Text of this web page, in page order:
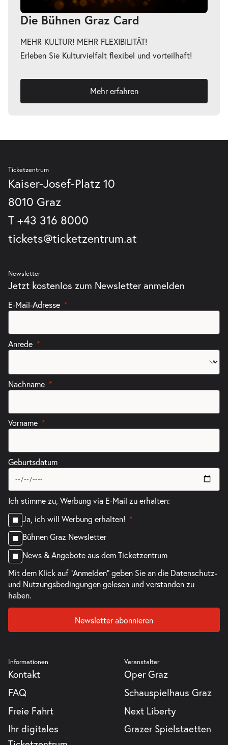
Die Bühnen Graz Card
MEHR KULTUR! MEHR FLEXIBILITÄT!
Erleben Sie Kulturvielfalt flexibel und vorteilhaft!
Mehr erfahren
Ticketzentrum
Kaiser-Josef-Platz 10
8010 Graz
T +43 316 8000
tickets@ticketzentrum.at
Newsletter
Jetzt kostenlos zum Newsletter anmelden
E-Mail-Adresse
Anrede
Nachname
Vorname
Geburtsdatum
Ich stimme zu, Werbung via E-Mail zu erhalten:
Ja, ich will Werbung erhalten!
Bühnen Graz Newsletter
News & Angebote aus dem Ticketzentrum
Mit dem Klick auf "Anmelden" geben Sie an die Datenschutz-
und Nutzungsbedingungen gelesen und verstanden zu
haben.
Newsletter abonnieren
Informationen
Kontakt
FAQ
Freie Fahrt
Ihr digitales
Veranstalter
Oper Graz
Schauspielhaus Graz
Next Liberty
Grazer Spielstaetten